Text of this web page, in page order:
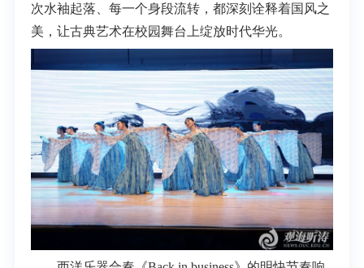
次水袖起落、每一个身段流转，都深刻诠释着国风之
美，让古典艺术在校园舞台上绽放时代华光。